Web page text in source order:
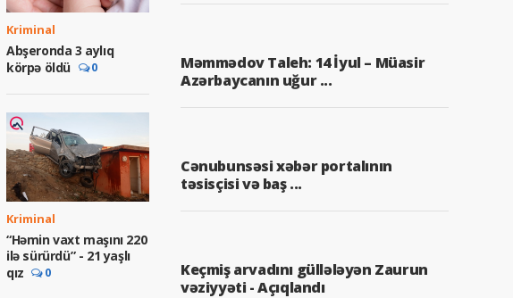
Kriminal
Abşeronda 3 aylıq
körpə öldü
0
Kriminal
“Həmin vaxt maşını 220
ilə sürürdü” - 21 yaşlı
qız
0
Məmmədov Taleh: 14 İyul – Müasir
Azərbaycanın uğur ...
Cənubunsəsi xəbər portalının
təsisçisi və baş ...
Keçmiş arvadını güllələyən Zaurun
vəziyyəti - Açıqlandı